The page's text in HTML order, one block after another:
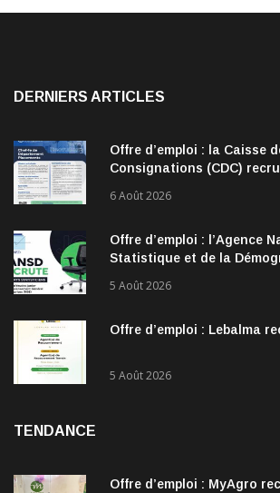
DERNIERS ARTICLES
Offre d’emploi : la Caisse
Consignations (CDC)
6 Août 2026
Offre d’emploi : l’Agence
Statistique et de la
5 Août 2026
Offre d’emploi : Lebalma
5 Août 2026
TENDANCE
Offre d’emploi : MyAgro